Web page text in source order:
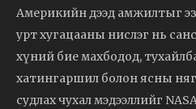
Америкийн дээд амжилтыг
урт хугацааны нислэг нь
хүний бие махбодод,
хатингаршил болон ясны
судлах чухал мэдээллийг